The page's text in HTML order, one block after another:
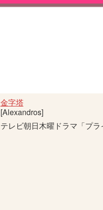
金字塔
[Alexandros]
テレビ朝日木曜ドラマ「プ